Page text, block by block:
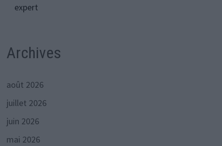
expert
Archives
août 2026
juillet 2026
juin 2026
mai 2026